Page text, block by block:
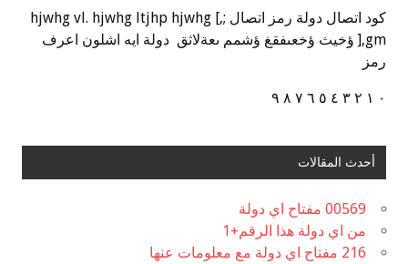
كود اتصال دولة رمز اتصال ;,] hjwhg vl. hjwhg ltjhp hjwhg
],gm ؤخيث ؤخعىفقغ ؤشمم ىعةلاثق دولة ايه اشلون اعرف
رمز
٠ ١ ٢ ٣ ٤ ٥ ٦ ٧ ٨ ٩
أحدث المقالات
00569 مفتاح اي دولة
من اي دولة هذا الرقم+1
216 مفتاح اي دولة مع معلومات عنها